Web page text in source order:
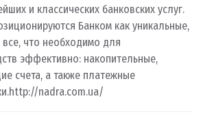
и классических банковских услуг.
Банком как уникальные,
что необходимо для
эффективно: накопительные,
счета, а также платежные
http://nadra.com.ua/